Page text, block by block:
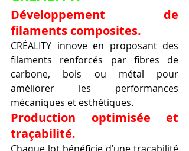
Développement de
filaments composites.
CRÉALITY innove en proposant des
filaments renforcés par fibres de
carbone, bois ou métal pour
améliorer les performances
mécaniques et esthétiques.
Production optimisée et
traçabilité.